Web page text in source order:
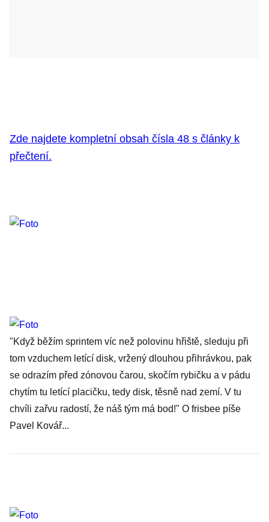
Zde najdete kompletní obsah čísla 48 s články k
přečtení.
"Když běžím sprintem víc než polovinu hřiště, sleduju při
tom vzduchem letící disk, vržený dlouhou přihrávkou, pak
se odrazím před zónovou čarou, skočím rybičku a v pádu
chytím tu letící placičku, tedy disk, těsně nad zemí. V tu
chvíli zařvu radostí, že náš tým má bod!" O frisbee píše
Pavel Kovář...